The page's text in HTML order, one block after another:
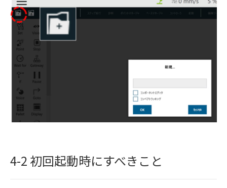
4-2 初回起動時にすべきこと